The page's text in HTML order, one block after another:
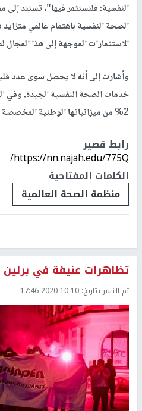
النفسية: فلنستثمر فيها"، تستند
الصحة النفسية باهتمام عالمي متزايد
الاستثمارات الموجهة إلى هذا المجال
وأشارت إلى أنه لا يحصل سوى عدد
خدمات الصحة النفسية الجيدة. وفي
2% من ميزانياتها الوطنية المخصصة للصحة على الصحة النفسية.
رابط قصير
https://nn.najah.edu/775Q/
الكلمات المفتاحية
منظمة الصحة العالمية
تظاهرات عنيفة في برلين
تم النشر بتاريخ: 2020-10-10 17:46